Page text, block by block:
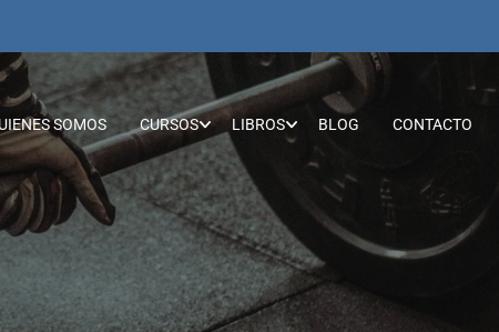
SOMOS CURSOS LIBROS BLOG CONTACTO